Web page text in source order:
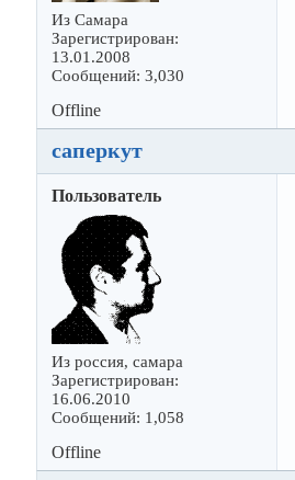
Из Самара
Зарегистрирован:
13.01.2008
Сообщений: 3,030
Offline
саперкут
Пользователь
Из россия, самара
Зарегистрирован:
16.06.2010
Сообщений: 1,058
Offline